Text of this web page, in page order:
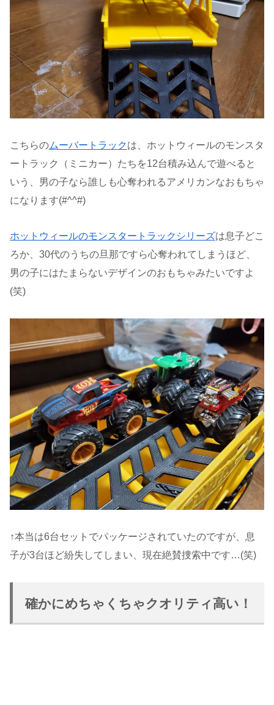
こちらのムーバートラックは、ホットウィールのモンスタ
ートラック（ミニカー）たちを12台積み込んで遊べると
いう、男の子なら誰しも心奪われるアメリカンなおもちゃ
になります(#^^#)
ホットウィールのモンスタートラックシリーズは息子どこ
ろか、30代のうちの旦那ですら心奪われてしまうほど、
男の子にはたまらないデザインのおもちゃみたいですよ
(笑)
↑本当は6台セットでパッケージされていたのですが、息
子が3台ほど紛失してしまい、現在絶賛捜索中です…(笑)
確かにめちゃくちゃクオリティ高い！